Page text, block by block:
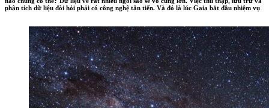
phân tích dữ liệu đòi hỏi phải có công nghệ tân tiến. Và đó là lúc Gaia bắt đầu nhiệm vụ